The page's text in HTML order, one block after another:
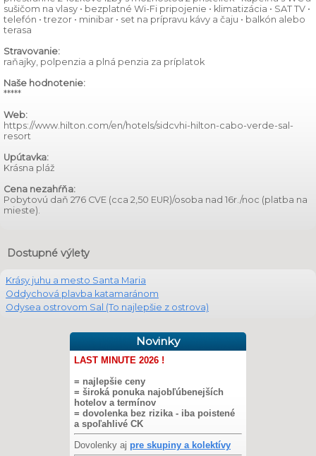
sušičom na vlasy • bezplatné Wi-Fi pripojenie • klimatizácia • SAT TV •
telefón • trezor • minibar • set na prípravu kávy a čaju • balkón alebo
terasa
Stravovanie:
raňajky, polpenzia a plná penzia za príplatok
Naše hodnotenie:
*****
Web:
https://www.hilton.com/en/hotels/sidcvhi-hilton-cabo-verde-sal-
resort
Upútavka:
Krásna pláž
Cena nezahŕňa:
Pobytovú daň 276 CVE (cca 2,50 EUR)/osoba nad 16r./noc (platba na
mieste).
Dostupné výlety
Krásy juhu a mesto Santa Maria
Oddychová plavba katamaránom
Odysea ostrovom Sal (To najlepšie z ostrova)
Novinky
LAST MINUTE 2026 !
= najlepšie ceny
= široká ponuka najobľúbenejších
hotelov a termínov
= dovolenka bez rizika - iba poistené
a spoľahlivé CK
Dovolenky aj pre skupiny a kolektívy